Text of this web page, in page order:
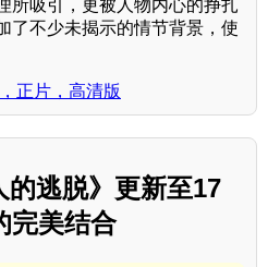
所吸引，更被人物内心的挣扎
了不少未揭示的情节背景，使
正片，高清版
逃脱》更新至17
完美结合